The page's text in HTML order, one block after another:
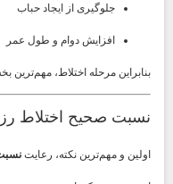
جلوگیری از ایجاد حباب
افزایش دوام و طول عمر
بنابراین مرحله اختلاط،
نسبت صحیح اختلاط
اولین و مهم‌ترین نکته، رعایت